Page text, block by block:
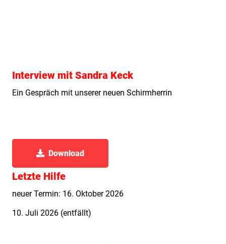
Interview mit Sandra Keck
Ein Gespräch mit unserer neuen Schirmherrin
Download
Letzte Hilfe
neuer Termin: 16. Oktober 2026
10. Juli 2026 (entfällt)